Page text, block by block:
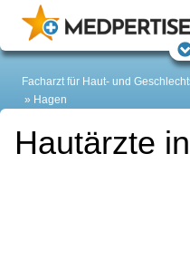
Facharzt für Haut- und
Hagen
Hautärzte